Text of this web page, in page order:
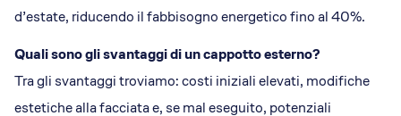
d’estate, riducendo il fabbisogno energetico fino al 40%.
Quali sono gli svantaggi di un cappotto esterno?
Tra gli svantaggi troviamo: costi iniziali elevati, modifiche
estetiche alla facciata e, se mal eseguito, potenziali